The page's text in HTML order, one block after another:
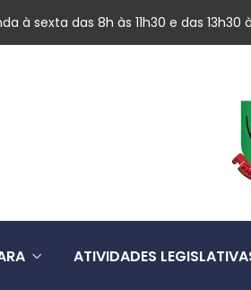
à sexta das 8h às 11h30 e das 13h30
ATIVIDADES